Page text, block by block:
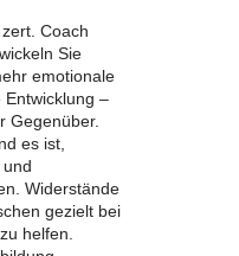
Coach
Sie
emotionale
Entwicklung –
Gegenüber.
es ist,
Widerstände
gezielt bei
helfen.